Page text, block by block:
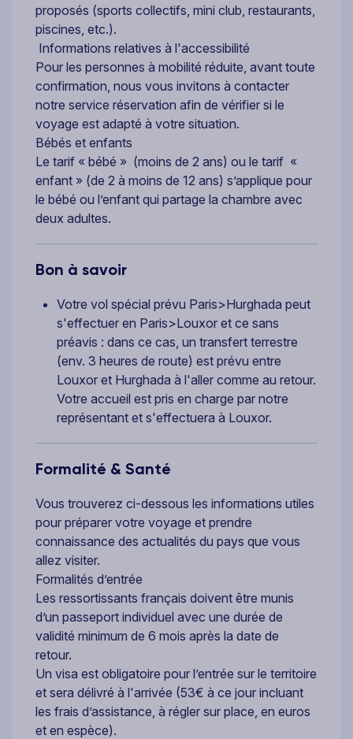
proposés (sports collectifs, mini club, restaurants,
piscines, etc.).
Informations relatives à l'accessibilité
Pour les personnes à mobilité réduite, avant toute
confirmation, nous vous invitons à contacter
notre service réservation afin de vérifier si le
voyage est adapté à votre situation.
Bébés et enfants
Le tarif « bébé » (moins de 2 ans) ou le tarif «
enfant » (de 2 à moins de 12 ans) s’applique pour
le bébé ou l’enfant qui partage la chambre avec
deux adultes.
Bon à savoir
Votre vol spécial prévu Paris>Hurghada peut
s'effectuer en Paris>Louxor et ce sans
préavis : dans ce cas, un transfert terrestre
(env. 3 heures de route) est prévu entre
Louxor et Hurghada à l'aller comme au retour.
Votre accueil est pris en charge par notre
représentant et s'effectuera à Louxor.
Formalité & Santé
Vous trouverez ci-dessous les informations utiles
pour préparer votre voyage et prendre
connaissance des actualités du pays que vous
allez visiter.
Formalités d’entrée
Les ressortissants français doivent être munis
d’un passeport individuel avec une durée de
validité minimum de 6 mois après la date de
retour.
Un visa est obligatoire pour l’entrée sur le territoire
et sera délivré à l'arrivée (53€ à ce jour incluant
les frais d’assistance, à régler sur place, en euros
et en espèce).